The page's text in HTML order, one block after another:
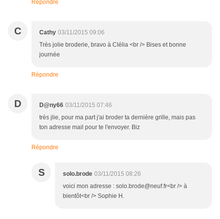
Répondre
C Cathy 03/11/2015 09:06
Très jolie broderie, bravo à Clélia <br /> Bises et bonne
journée
Répondre
D D@ny66 03/11/2015 07:46
très jlie, pour ma part j'ai broder ta dernière grille, mais pas
ton adresse mail pour te l'envoyer. Biz
Répondre
S solo.brode 03/11/2015 08:26
voici mon adresse : solo.brode@neuf.fr<br /> à
bientôt<br /> Sophie H.